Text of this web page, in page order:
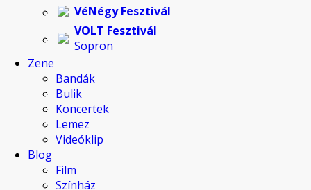
VéNégy Fesztivál
VOLT Fesztivál
Sopron
Zene
Bandák
Bulik
Koncertek
Lemez
Videóklip
Blog
Film
Színház